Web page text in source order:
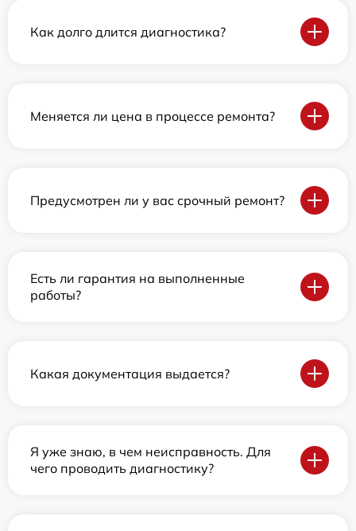
Как долго длится диагностика?
Меняется ли цена в процессе ремонта?
Предусмотрен ли у вас срочный ремонт?
Есть ли гарантия на выполненные
работы?
Какая документация выдается?
Я уже знаю, в чем неисправность. Для
чего проводить диагностику?